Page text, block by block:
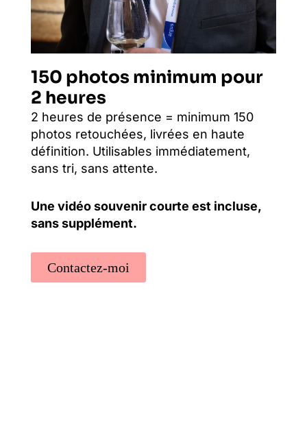
150 photos minimum pour
2 heures
2 heures de présence = minimum 150
photos retouchées, livrées en haute
définition. Utilisables immédiatement,
sans tri, sans attente.
Une vidéo souvenir courte est incluse,
sans supplément.
Contactez-moi